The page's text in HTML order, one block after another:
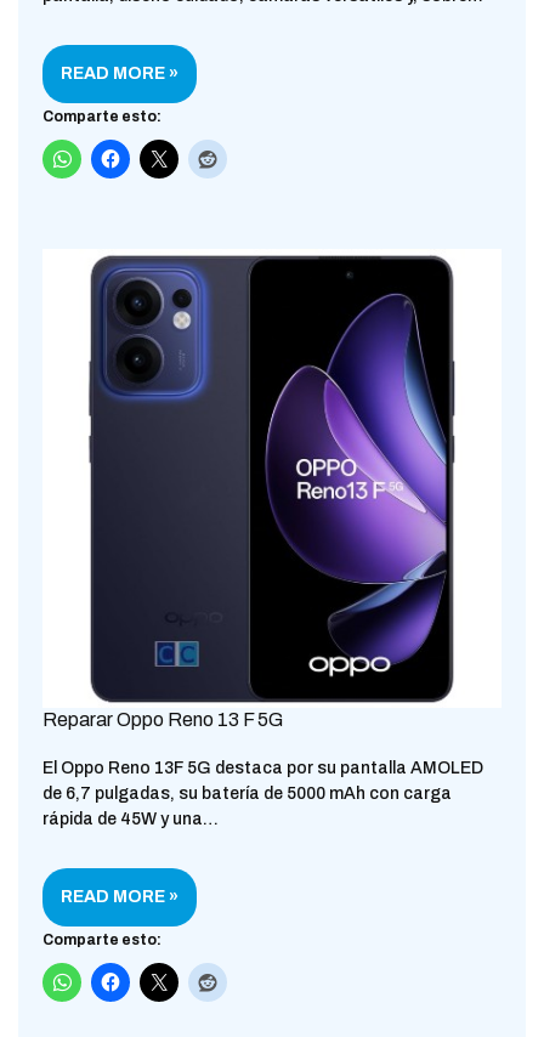
READ MORE »
Comparte esto:
Reparar Oppo Reno 13 F 5G
El Oppo Reno 13F 5G destaca por su pantalla AMOLED
de 6,7 pulgadas, su batería de 5000 mAh con carga
rápida de 45W y una…
READ MORE »
Comparte esto: